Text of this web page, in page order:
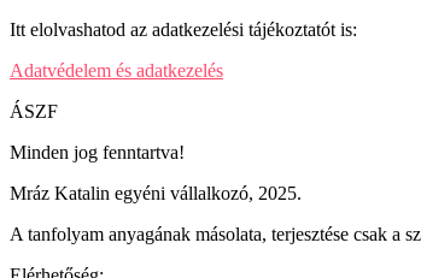
Itt elolvashatod az adatkezelési tájékoztatót is:
Adatvédelem és adatkezelés
ÁSZF
Minden jog fenntartva!
Mráz Katalin egyéni vállalkozó, 2025.
A tanfolyam anyagának másolata, terjesztése csak a